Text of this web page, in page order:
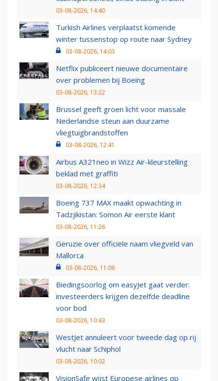
03-08-2026, 14:40
Turkish Airlines verplaatst komende
winter tussenstop op route naar Sydney
03-08-2026, 14:03
Netflix publiceert nieuwe documentaire
over problemen bij Boeing
03-08-2026, 13:22
Brussel geeft groen licht voor massale
Nederlandse steun aan duurzame
vliegtuigbrandstoffen
03-08-2026, 12:41
Airbus A321neo in Wizz Air-kleurstelling
beklad met graffiti
03-08-2026, 12:34
Boeing 737 MAX maakt opwachting in
Tadzjikistan: Somon Air eerste klant
03-08-2026, 11:26
Geruzie over officiële naam vliegveld van
Mallorca
03-08-2026, 11:06
Biedingsoorlog om easyJet gaat verder:
investeerders krijgen dezelfde deadline
voor bod
03-08-2026, 10:43
WestJet annuleert voor tweede dag op rij
vlucht naar Schiphol
03-08-2026, 10:02
VisionSafe wijst Europese airlines op